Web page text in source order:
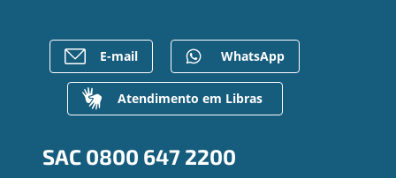
Mapa do site
Gerenciar Cookies
Previdência
Para empresas
Caixa Eletrônico
Regularização de dívidas
Valores a Receber
Contato
Ouvidoria
E-mail WhatsApp
Atendimento em Libras
SAC 0800 647 2200